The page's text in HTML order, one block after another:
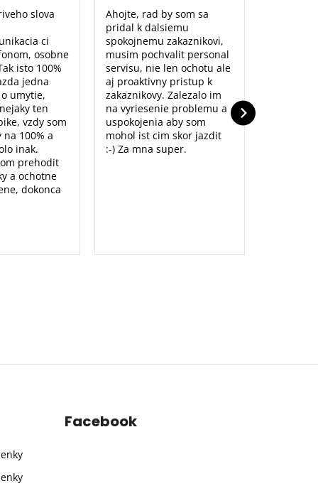
slova
ci
osobne
isto 100%
jedna
umytie,
ten
vzdy som
100% a
inak.
prehodit
a ochotne
dokonca
Ahojte, rad by som sa
pridal k dalsiemu
spokojnemu zakaznikovi,
musim pochvalit personal
servisu, nie len ochotu ale
aj proaktivny pristup k
zakaznikovy. Zalezalo im
na vyriesenie problemu a
uspokojenia aby som
mohol ist cim skor jazdit
:-) Za mna super.
Facebook